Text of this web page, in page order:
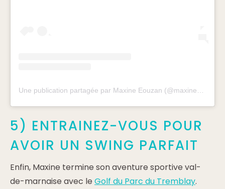
Une publication partagée par Maxine Eouzan (@maxineeouzan)
5) ENTRAINEZ-VOUS POUR
AVOIR UN SWING PARFAIT
Enfin, Maxine termine son aventure sportive val-
de-marnaise avec le Golf du Parc du Tremblay.